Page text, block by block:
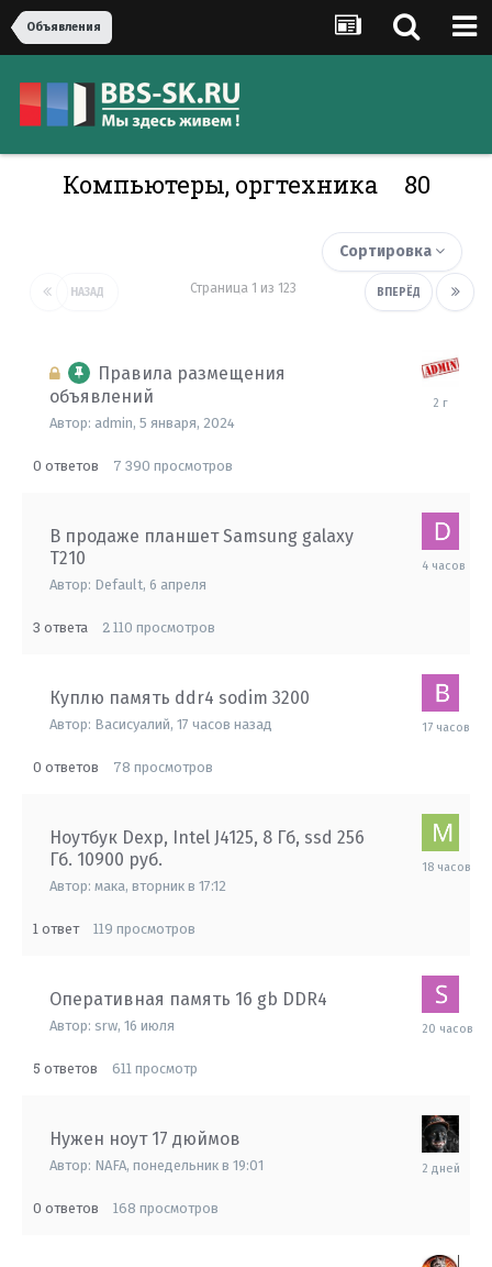
Объявления
Компьютеры, оргтехника 80
Сортировка
НАЗАД ВПЕРЁД
Страница 1 из 123
Правила размещения
объявлений
Автор: admin, 5 января, 2024
0 ответов 7 390 просмотров
В продаже планшет Samsung galaxy
Т210
Автор: Default, 6 апреля
3 ответа 2 110 просмотров
4
Куплю память ddr4 sodim 3200
Автор: Васисуалий, 17 часов назад
0 ответов 78 просмотров
17
Ноутбук Dexp, Intel J4125, 8 Гб, ssd 256
Гб. 10900 руб.
Автор: мака, вторник в 17:12
1 ответ 119 просмотров
18
Оперативная память 16 gb DDR4
Автор: srw, 16 июля
5 ответов 611 просмотр
20
Нужен ноут 17 дюймов
Автор: NAFA, понедельник в 19:01
0 ответов 168 просмотров